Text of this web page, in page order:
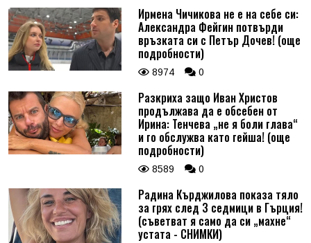
Ирмена Чичикова не е на себе си:
Александра Фейгин потвърди
връзката си с Петър Дочев! (още
подробности)
8974 0
Разкриха защо Иван Христов
продължава да е обсебен от
Ирина: Тенчева „не я боли глава“
и го обслужва като гейша! (още
подробности)
8589 0
Радина Кърджилова показа тяло
за грях след 3 седмици в Гърция!
(съветват я само да си „махне“
устата - СНИМКИ)